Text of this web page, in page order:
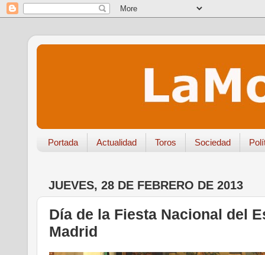
Portada Actualidad Toros Sociedad
JUEVES, 28 DE FEBRERO DE 2013
Día de la Fiesta Nacional del
Madrid